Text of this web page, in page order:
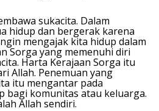
sukacita. Dalam
hidup dan bergerak karena
mengajak kita hidup dalam
Sorga yang memenuhi diri
Harta Kerajaan Sorga itu
Allah. Penemuan yang
itu mengantar pada
bagi komunitas atau keluarga.
Allah sendiri.